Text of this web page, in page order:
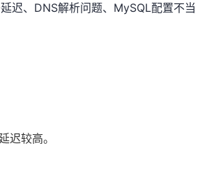
迟、DNS解析问题、MySQL配置不当
迟较高。